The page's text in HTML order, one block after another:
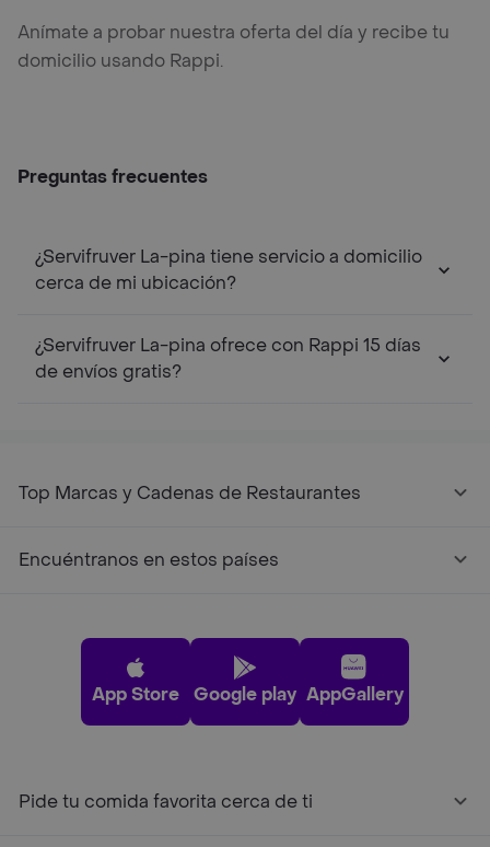
Anímate a probar nuestra oferta del día y recibe tu
domicilio usando Rappi.
Preguntas frecuentes
¿Servifruver La-pina tiene servicio a domicilio
cerca de mi ubicación?
¿Servifruver La-pina ofrece con Rappi 15 días
de envíos gratis?
Top Marcas y Cadenas de Restaurantes
Encuéntranos en estos países
App Store Google play AppGallery
Pide tu comida favorita cerca de ti